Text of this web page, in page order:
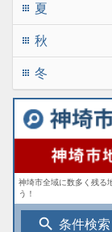
apps 夏
apps 秋
apps 冬
神埼市全域に数多く残る
う！
search 条件検索